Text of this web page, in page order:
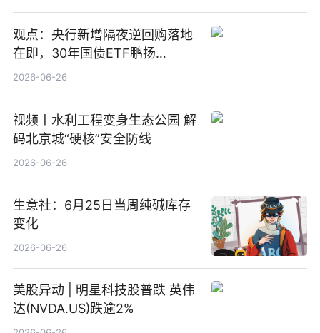
观点：央行新增隔夜逆回购落地
在即，30年国债ETF鹏扬
(511090) 盘中小幅上涨
2026-06-26
视频丨水利工程变身生态公园 解
码北京城“硬核”安全防线
2026-06-26
生意社：6月25日当周纯碱库存
变化
2026-06-26
美股异动 | 明星科技股普跌 英伟
达(NVDA.US)跌逾2%